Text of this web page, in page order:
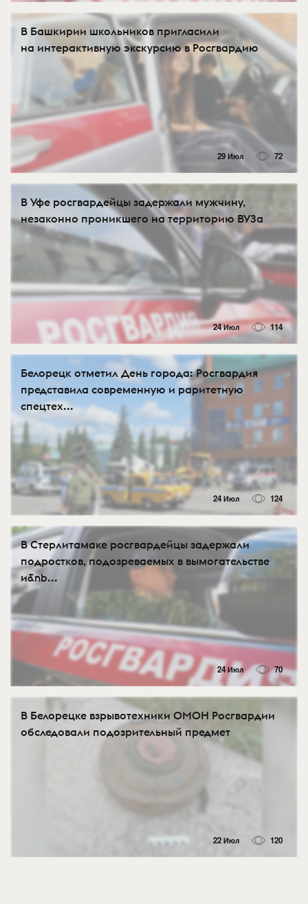
В Башкирии школьников пригласили
на интерактивную экскурсию в Росгвардию
29 Июл 72
В Уфе росгвардейцы задержали мужчину,
незаконно проникшего на территорию ВУЗа
24 Июл 114
Белорецк отметил День города: Росгвардия
представила современную и раритетную
спецтех...
24 Июл 124
В Стерлитамаке росгвардейцы задержали
подростков, подозреваемых в вымогательстве
и&nb...
24 Июл 70
В Белорецке взрывотехники ОМОН Росгвардии
обследовали подозрительный предмет
22 Июл 120